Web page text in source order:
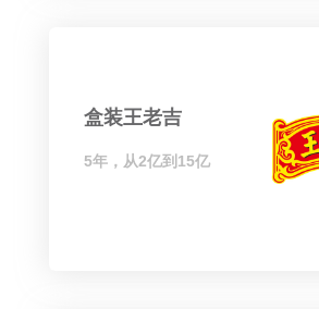
盒装王老吉
5年，从2亿到15亿